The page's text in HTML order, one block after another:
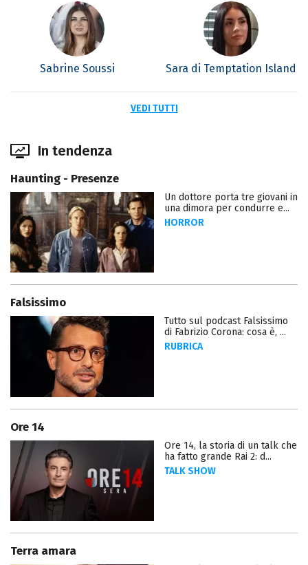
Sabrine Soussi Sara di Temptation Island
VEDI TUTTI
In tendenza
Haunting - Presenze
Un dottore porta tre giovani in
una dimora per condurre e...
HORROR
Falsissimo
Tutto sul podcast Falsissimo
di Fabrizio Corona: cosa è, ...
RUBRICA
Ore 14
Ore 14, la storia di un talk che
ha fatto grande Rai 2: d...
TALK SHOW
Terra amara